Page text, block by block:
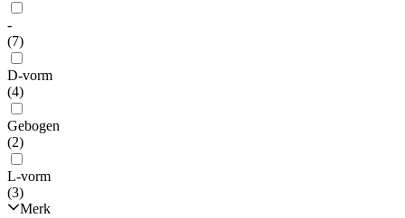
-
(7)
D-vorm
(4)
Gebogen
(2)
L-vorm
(3)
Merk